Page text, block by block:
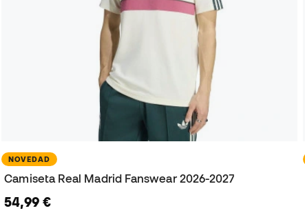
NOVEDAD
Camiseta Real Madrid Fanswear 2026-2027
54,99 €